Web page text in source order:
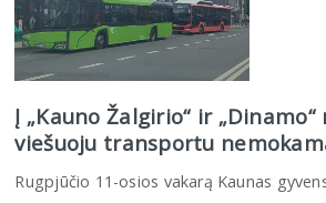
Į „Kauno Žalgirio“ ir
viešuoju transportu
Rugpjūčio 11-osios vakarą Kaunas